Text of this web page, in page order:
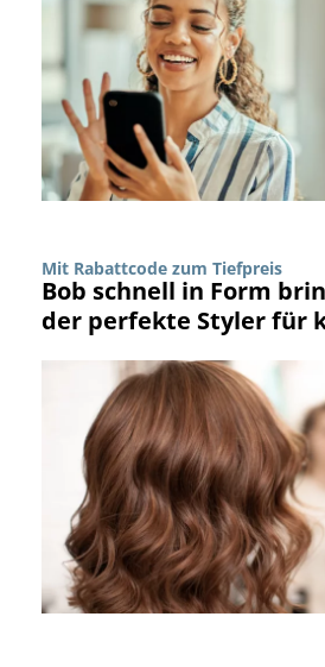
Mit Rabattcode zum Tiefpreis
Bob schnell in Form
der perfekte Styler für